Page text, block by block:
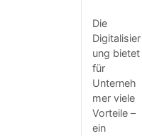
Die
Digitalisier
ung bietet
für
Unterneh
mer viele
Vorteile –
ein